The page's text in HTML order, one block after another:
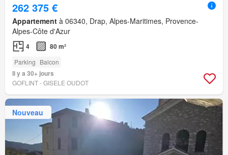
262 375 €
Appartement à 06340, Drap, Alpes-Maritimes, Provence-
Alpes-Côte d'Azur
4 80 m²
Parking Balcon
Il y a 30+ jours
GOFLINT - GISELE OUDOT
Nouveau